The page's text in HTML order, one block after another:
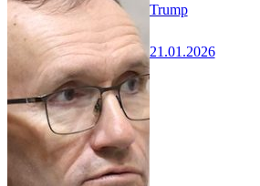
Trump
21.01.2026